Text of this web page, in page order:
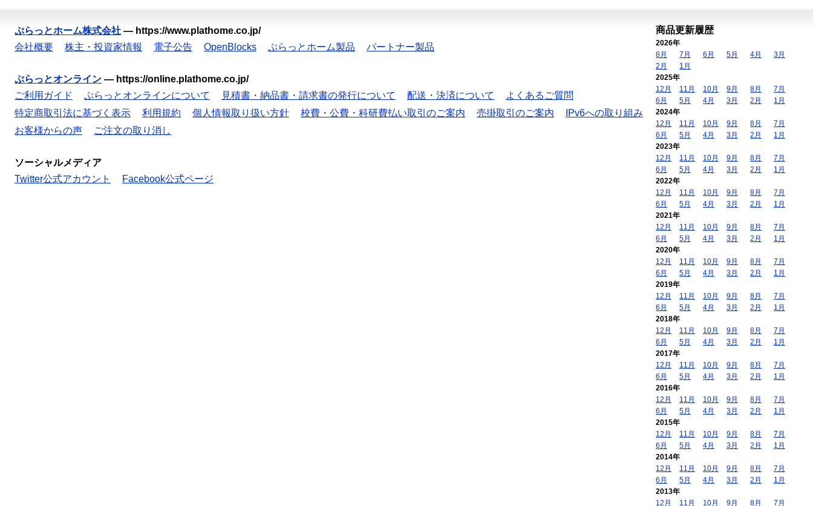
ぷらっとホーム株式会社 — https://www.plathome.co.jp/
会社概要
株主・投資家情報 電子公告 OpenBlocks ぷらっとホーム製品 パートナー製品
ぷらっとオンライン — https://online.plathome.co.jp/
ご利用ガイド
ぷらっとオンラインについて 見積書・納品書・請求書の発行について 配送・決済について
よくあるご質問
特定商取引法に基づく表示
利用規約 個人情報取り扱い方針 校費・公費・科研費払い取引のご案内 売掛取引のご案内
IPv6への取り組み
お客様からの声
ご注文の取り消し
ソーシャルメディア
Twitter公式アカウント
Facebook公式ページ
商品更新履歴
2026年
8月
7月 6月 5月 4月
3月
2月
1月
2025年
12月
11月 10月 9月 8月
7月
6月
5月 4月 3月 2月
1月
2024年
12月
11月 10月 9月 8月
7月
6月
5月 4月 3月 2月
1月
2023年
12月
11月 10月 9月 8月
7月
6月
5月 4月 3月 2月
1月
2022年
12月
11月 10月 9月 8月
7月
6月
5月 4月 3月 2月
1月
2021年
12月
11月 10月 9月 8月
7月
6月
5月 4月 3月 2月
1月
2020年
12月
11月 10月 9月 8月
7月
6月
5月 4月 3月 2月
1月
2019年
12月
11月 10月 9月 8月
7月
6月
5月 4月 3月 2月
1月
2018年
12月
11月 10月 9月 8月
7月
6月
5月 4月 3月 2月
1月
2017年
12月
11月 10月 9月 8月
7月
6月
5月 4月 3月 2月
1月
2016年
12月
11月 10月 9月 8月
7月
6月
5月 4月 3月 2月
1月
2015年
12月
11月 10月 9月 8月
7月
6月
5月 4月 3月 2月
1月
2014年
12月
11月 10月 9月 8月
7月
6月
5月 4月 3月 2月
1月
2013年
12月
11月 10月 9月 8月 7月